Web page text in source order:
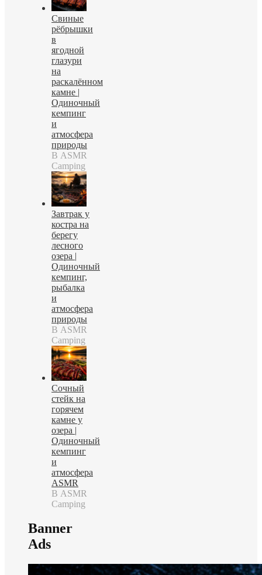
Свиные
рёбрышки
в
ягодной
глазури
на
раскалённом
камне |
Одиночный
кемпинг
и
атмосфера
природы
В ASMR
Camping
Завтрак у
костра на
берегу
лесного
озера |
Одиночный
кемпинг,
рыбалка
и
атмосфера
природы
В ASMR
Camping
Сочный
стейк на
горячем
камне у
озера |
Одиночный
кемпинг
и
атмосфера
ASMR
В ASMR
Camping
Banner
Ads